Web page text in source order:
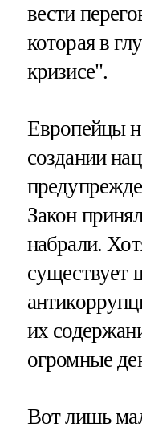
вести
которая в
кризисе".
Европейцы
создании
Закон
набрали.
существует
их
огромные
Вот лишь